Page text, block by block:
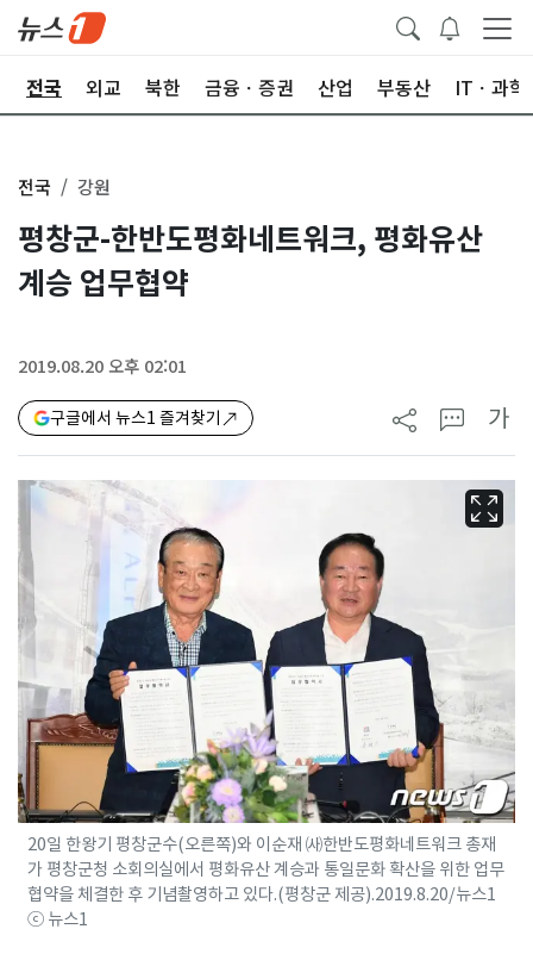
전국 외교 북한 금융ㆍ증권 산업 부동산 ITㆍ과학
전국 강원
평창군-한반도평화네트워크, 평화유산
계승 업무협약
2019.08.20 오후 02:01
구글에서 뉴스1 즐겨찾기 가
20일 한왕기 평창군수(오른쪽)와 이순재 ㈔한반도평화네트워크 총재
가 평창군청 소회의실에서 평화유산 계승과 통일문화 확산을 위한 업무
협약을 체결한 후 기념촬영하고 있다.(평창군 제공).2019.8.20/뉴스1
ⓒ 뉴스1